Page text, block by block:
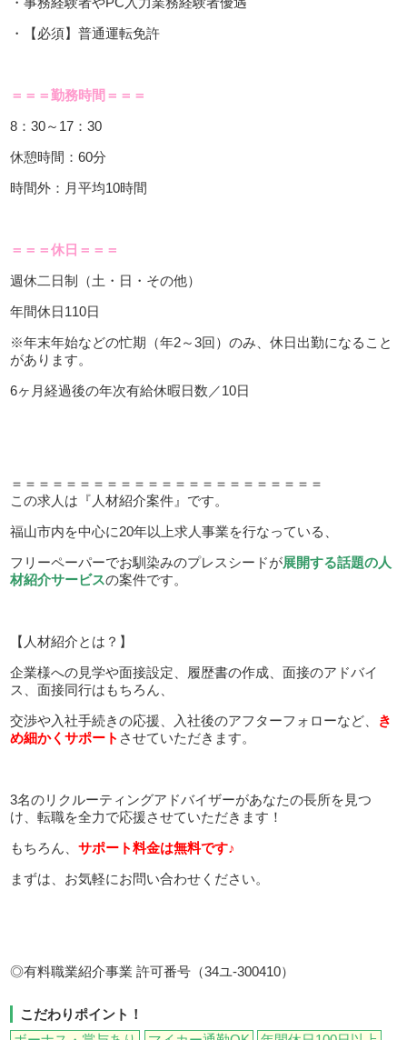
・【必須】普通運転免許
＝＝＝勤務時間＝＝＝
8：30～17：30
休憩時間：60分
時間外：月平均10時間
＝＝＝休日＝＝＝
週休二日制（土・日・その他）
年間休日110日
※年末年始などの忙期（年2～3回）のみ、休日出勤になること
があります。
6ヶ月経過後の年次有給休暇日数／10日
＝＝＝＝＝＝＝＝＝＝＝＝＝＝＝＝＝＝＝＝＝＝＝
この求人は『人材紹介案件』です。
福山市内を中心に20年以上求人事業を行なっている、
フリーペーパーでお馴染みのプレスシードが展開する話題の人
材紹介サービスの案件です。
【人材紹介とは？】
企業様への見学や面接設定、履歴書の作成、面接のアドバイ
ス、面接同行はもちろん、
交渉や入社手続きの応援、入社後のアフターフォローなど、
き
め細かくサポート させていただきます。
3名のリクルーティングアドバイザーがあなたの長所を見つ
け、転職を全力で応援させていただきます！
もちろん、サポート料金は無料です♪
まずは、お気軽にお問い合わせください。
◎有料職業紹介事業 許可番号（34ユ-300410）
こだわりポイント！